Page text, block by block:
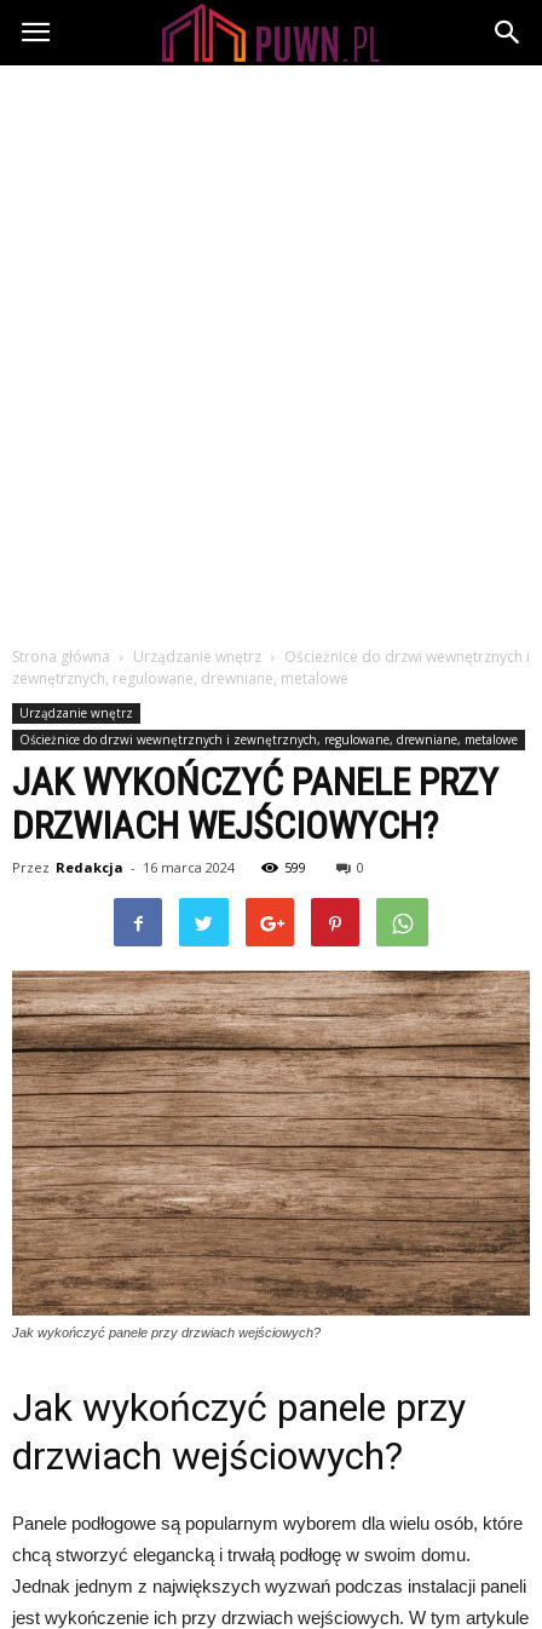
PUWN.pl
Strona główna Urządzanie wnętrz
Ościeżnice do drzwi wewnętrznych i
zewnętrznych, regulowane, drewniane, metalowe
Urządzanie wnętrz
Ościeżnice do drzwi wewnętrznych i zewnętrznych, regulowane, drewniane, metalowe
JAK WYKOŃCZYĆ PANELE PRZY
DRZWIACH WEJŚCIOWYCH?
Przez Redakcja - 16 marca 2024 599 0
Jak wykończyć panele przy drzwiach wejściowych?
Jak wykończyć panele przy
drzwiach wejściowych?
Panele podłogowe są popularnym wyborem dla wielu osób, które
chcą stworzyć elegancką i trwałą podłogę w swoim domu.
Jednak jednym z największych wyzwań podczas instalacji paneli
jest wykończenie ich przy drzwiach wejściowych. W tym artykule